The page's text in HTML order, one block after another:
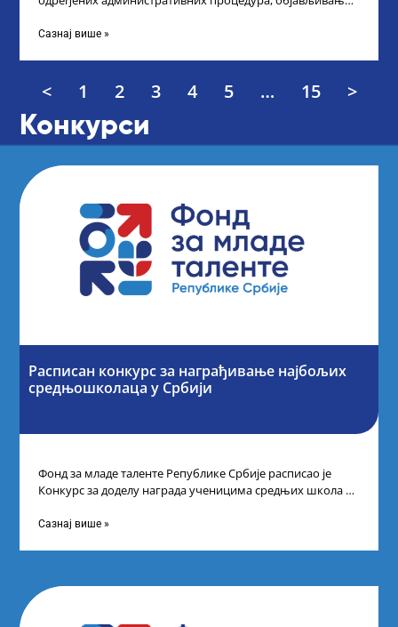
награда ученицима
Сазнај више »
< 1 2 3 4 5 … 15 >
Конкурси
Расписан конкурс за награђивање најбољих
средњошколаца у Србији
Фонд за младе таленте Републике Србије расписао је
Конкурс за доделу награда ученицима средњих школа за
Сазнај више »